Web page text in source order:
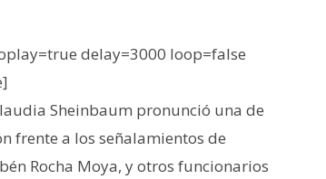
delay=3000 loop=false
Sheinbaum pronunció una de
frente a los señalamientos de
Rocha Moya, y otros funcionarios